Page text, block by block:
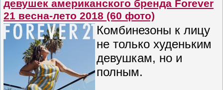
девушек американского бренда Forever
21 весна-лето 2018 (60 фото)
Комбинезоны к лицу
не только худеньким
девушкам, но и
полным.